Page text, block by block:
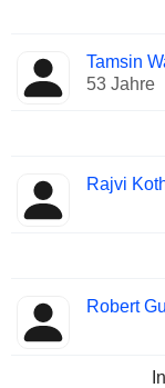
Tamsin
53 Jahre
Rajvi
Robert